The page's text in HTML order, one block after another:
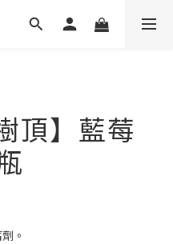
頂】藍莓
。